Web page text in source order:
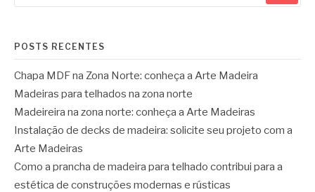
POSTS RECENTES
Chapa MDF na Zona Norte: conheça a Arte Madeira
Madeiras para telhados na zona norte
Madeireira na zona norte: conheça a Arte Madeiras
Instalação de decks de madeira: solicite seu projeto com a
Arte Madeiras
Como a prancha de madeira para telhado contribui para a
estética de construções modernas e rústicas